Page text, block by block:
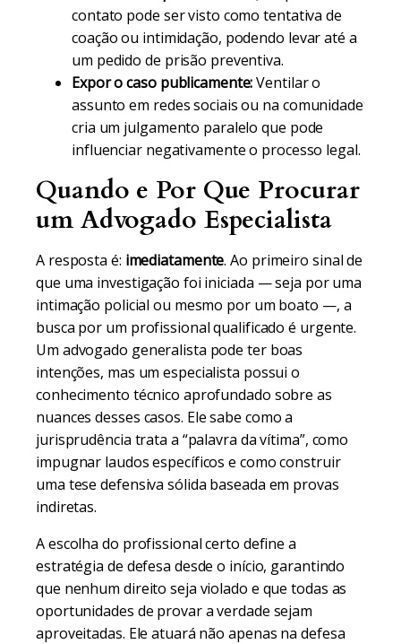
contato pode ser visto como tentativa de
coação ou intimidação, podendo levar até a
um pedido de prisão preventiva.
Expor o caso publicamente:Ventilar o
assunto em redes sociais ou na comunidade
cria um julgamento paralelo que pode
influenciar negativamente o processo legal.
Quando e Por Que Procurar
um Advogado Especialista
A resposta é: imediatamente. Ao primeiro sinal de
que uma investigação foi iniciada — seja por uma
intimação policial ou mesmo por um boato —, a
busca por um profissional qualificado é urgente.
Um advogado generalista pode ter boas
intenções, mas um especialista possui o
conhecimento técnico aprofundado sobre as
nuances desses casos. Ele sabe como a
jurisprudência trata a “palavra da vítima”, como
impugnar laudos específicos e como construir
uma tese defensiva sólida baseada em provas
indiretas.
A escolha do profissional certo define a
estratégia de defesa desde o início, garantindo
que nenhum direito seja violado e que todas as
oportunidades de provar a verdade sejam
aproveitadas. Ele atuará não apenas na defesa